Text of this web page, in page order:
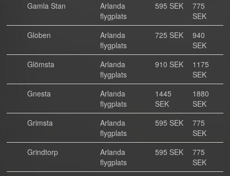
Gamla Stan
Arlanda
flygplats
595 SEK
775
SEK
Globen
Arlanda
flygplats
725 SEK
940
SEK
Glömsta
Arlanda
flygplats
910 SEK
1175
SEK
Gnesta
Arlanda
flygplats
1445
SEK
1880
SEK
Grimsta
Arlanda
flygplats
595 SEK
775
SEK
Grindtorp
Arlanda
flygplats
595 SEK
775
SEK